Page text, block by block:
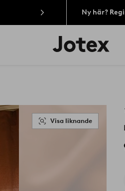
Ny här?
Jotex
logotyp
Visa liknande